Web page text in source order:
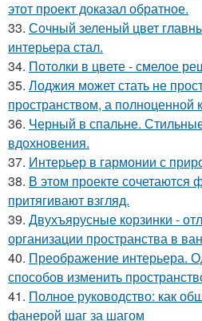
этот проект доказал обратное.
33. Сочный зеленый цвет
интерьера стал.
34. Потолки в цвете - смелое
35. Лоджия может стать не
пространством, а полноценной
36. Черный в спальне.
вдохновения.
37. Интерьер в гармонии с
38. В этом проекте сочетаются
притягивают взгляд.
39. Двухъярусные корзинки -
организации пространства в
40. Преображение интерьера.
способов изменить
41. Полное руководство: как
фанерой шаг за шагом